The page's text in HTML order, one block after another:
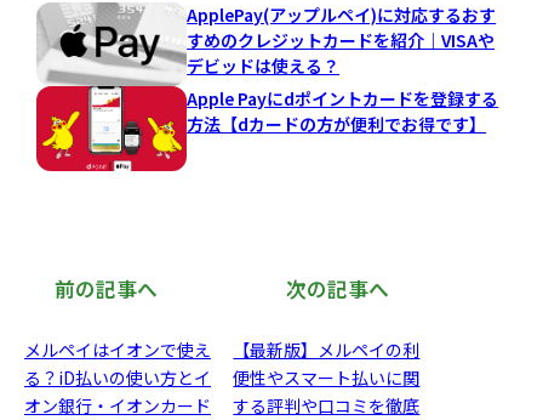
ApplePay(アップルペイ)に対応するおす
すめのクレジットカードを紹介｜VISAや
デビッドは使える？
Apple Payにdポイントカードを登録する
方法【dカードの方が便利でお得です】
前の記事へ
メルペイはイオンで使え
る？iD払いの使い方とイ
オン銀行・イオンカード
次の記事へ
【最新版】メルペイの利
便性やスマート払いに関
する評判や口コミを徹底